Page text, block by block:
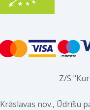
Z/S
Krāslavas nov., Ūdrīšu